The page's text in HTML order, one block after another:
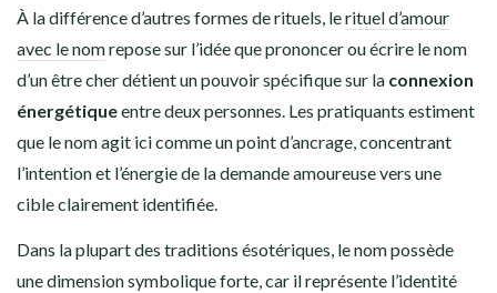
À la différence d’autres formes de rituels, lerituel d’amour
avec le nomrepose sur l’idée que prononcer ou écrire le nom
d’un être cher détient un pouvoir spécifique sur la connexion
énergétiqueentre deux personnes. Les pratiquants estiment
que le nom agit ici comme un point d’ancrage, concentrant
l’intention et l’énergie de la demande amoureuse vers une
cible clairement identifiée.
Dans la plupart des traditions ésotériques, le nom possède
une dimension symbolique forte, car il représente l’identité